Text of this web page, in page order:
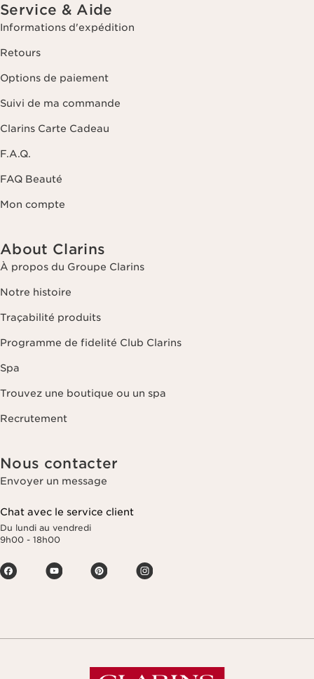
Service & Aide
Informations d'expédition
Retours
Options de paiement
Suivi de ma commande
Clarins Carte Cadeau
F.A.Q.
FAQ Beauté
Mon compte
About Clarins
À propos du Groupe Clarins
Notre histoire
Traçabilité produits
Programme de fidelité Club Clarins
Spa
Trouvez une boutique ou un spa
Recrutement
Nous contacter
Envoyer un message
Chat avec le service client
Du lundi au vendredi
9h00 - 18h00